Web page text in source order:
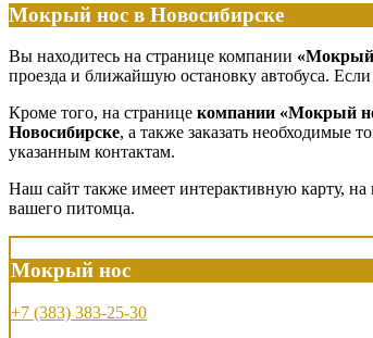
Мокрый нос в Новосибирске
Вы находитесь на странице компании «Мокрый
проезда и ближайшую остановку автобуса.
Кроме того, на странице компании «Мокрый
Новосибирске, а также заказать необходимые
указанным контактам.
Наш сайт также имеет интерактивную карту,
вашего питомца.
Мокрый нос
+7 (383) 383-25-30